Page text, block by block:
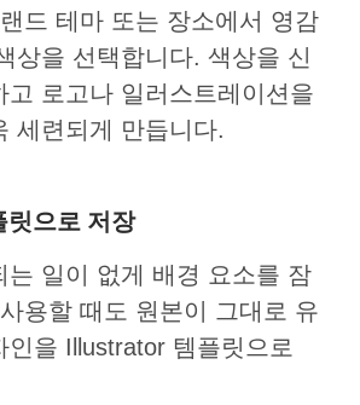
드 테마 또는 장소에서 영감
상을 선택합니다. 색상을 신
고 로고나 일러스트레이션을
세련되게 만듭니다.
릿으로 저장
는 일이 없게 배경 요소를 잠
용할 때도 원본이 그대로 유
인을 Illustrator 템플릿으로